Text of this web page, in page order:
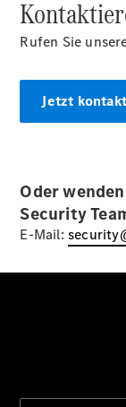
Rufen Sie
Jetzt
Oder
Security
E-Mail: